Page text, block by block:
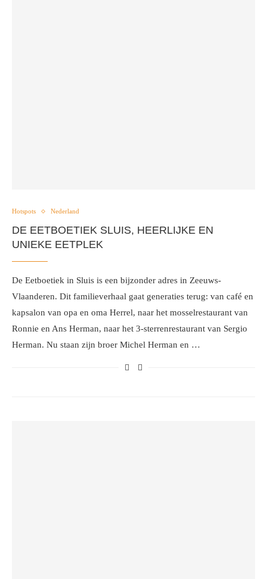
Hotspots Nederland
DE EETBOETIEK SLUIS, HEERLIJKE EN
UNIEKE EETPLEK
De Eetboetiek in Sluis is een bijzonder adres in Zeeuws-
Vlaanderen. Dit familieverhaal gaat generaties terug: van café en
kapsalon van opa en oma Herrel, naar het mosselrestaurant van
Ronnie en Ans Herman, naar het 3-sterrenrestaurant van Sergio
Herman. Nu staan zijn broer Michel Herman en …